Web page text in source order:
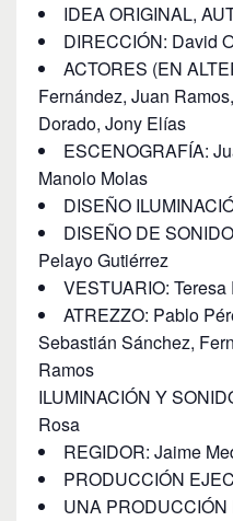
IDEA ORIGINAL,
DIRECCIÓN: David
ACTORES (EN
Fernández, Juan
Dorado, Jony Elías
ESCENOGRAFÍA:
Manolo Molas
DISEÑO
DISEÑO DE
Pelayo Gutiérrez
VESTUARIO:
ATREZZO: Pablo
Sebastián Sánchez,
Ramos
ILUMINACIÓN Y
Rosa
REGIDOR: Jaime
PRODUCCIÓN
UNA